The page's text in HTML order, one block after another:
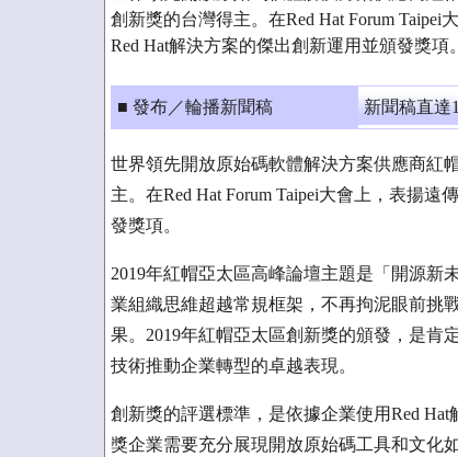
創新獎的台灣得主。在Red Hat Forum Taipei
Red Hat解決方案的傑出創新運用並頒發獎項。
■ 發布／輪播新聞稿 新聞稿直達
世界領先開放原始碼軟體解決方案供應商紅
主。在Red Hat Forum Taipei大會上，表揚
發獎項。
2019年紅帽亞太區高峰論壇主題是「開源新
業組織思維超越常規框架，不再拘泥眼前挑
果。2019年紅帽亞太區創新獎的頒發，是肯
技術推動企業轉型的卓越表現。
創新獎的評選標準，是依據企業使用Red
獎企業需要充分展現開放原始碼工具和文化